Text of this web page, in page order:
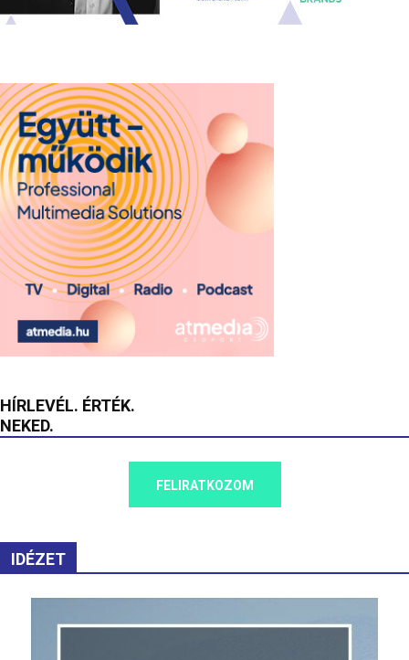
HÍRLEVÉL. ÉRTÉK.
NEKED.
FELIRATKOZOM
IDÉZET